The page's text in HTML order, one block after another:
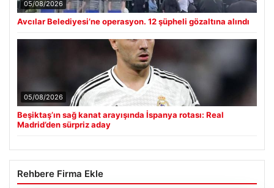
05/08/2026
Avcılar Belediyesi’ne operasyon. 12 şüpheli gözaltına alındı
05/08/2026
Beşiktaş’ın sağ kanat arayışında İspanya rotası: Real
Madrid’den sürpriz aday
Rehbere Firma Ekle